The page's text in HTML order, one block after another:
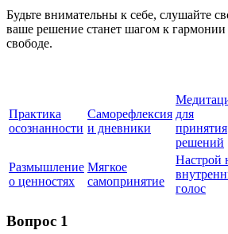
Будьте внимательны к себе, слушайте
ваше решение станет шагом к
свободе.
Практика
осознанности
Саморефлексия
и дневники
для
принятия
решений
Размышление
о ценностях
Мягкое
самопринятие
Настрой
голос
Вопрос 1